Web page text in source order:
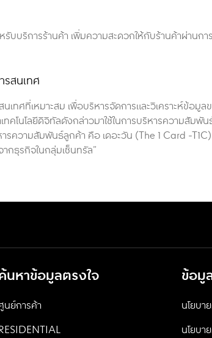
บบริการร้านค้า เพิ่มความสะดวกให้กับร้านค้าผ่านก
รสนเทศ
เทศที่เหมาะสม เพื่อบริหารจัดการและวิเคราะห์ข้อมู
ทคโนโลยีดิจิทัลดังกล่าวมาใช้ในการบริหารความสัม
ความสัมพันธ์ลูกค้า คือ เดอะวัน (The 1 Card -
กธุรกิจในกลุ่มเซ็นทรัล”
นหาข้อมูลตรงใจ
นย์การค้า
ข้อมู
นโยบา
นโยบา